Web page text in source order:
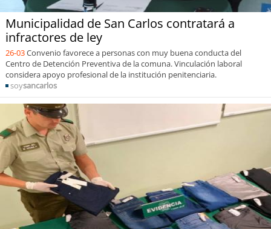
Municipalidad de San Carlos contratará a
infractores de ley
26-03Convenio favorece a personas con muy buena conducta del
Centro de Detención Preventiva de la comuna. Vinculación laboral
considera apoyo profesional de la institución penitenciaria.
soysancarlos